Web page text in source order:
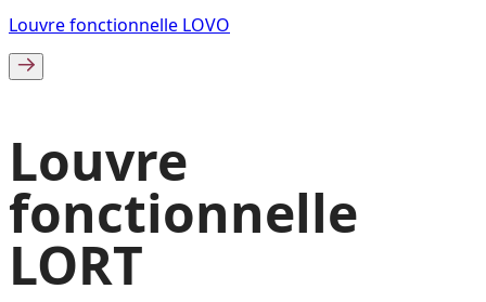
Louvre fonctionnelle LOVO
Louvre
fonctionnelle
LORT